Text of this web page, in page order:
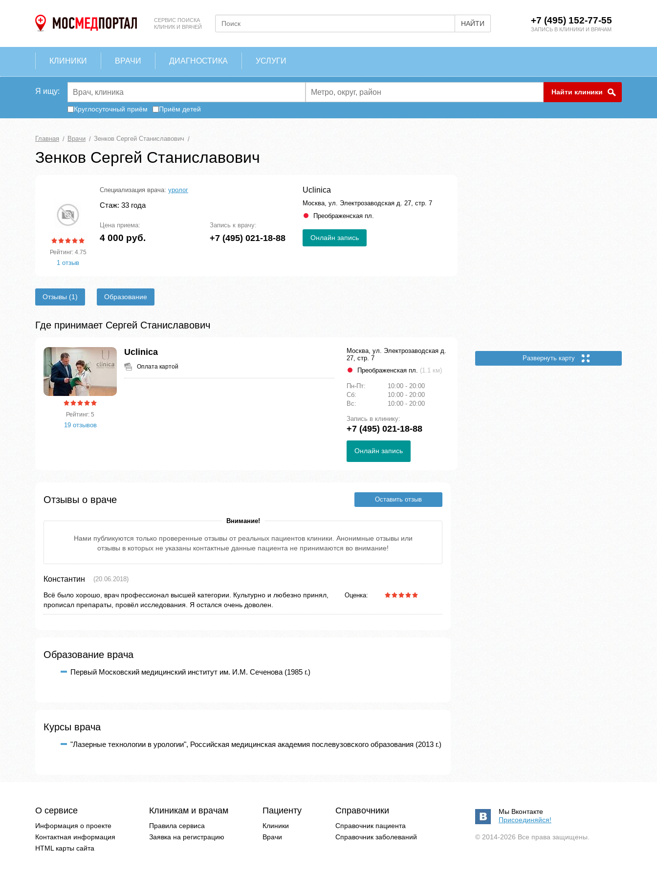
СЕРВИС ПОИСКА
КЛИНИК И ВРАЧЕЙ
НАЙТИ +7 (495) 152-77-55
ЗАПИСЬ В КЛИНИКИ И ВРАЧАМ
КЛИНИКИ ВРАЧИ ДИАГНОСТИКА УСЛУГИ
Я ищу: Найти клиники
Круглосуточный приём Приём детей
Главная Врачи Зенков Сергей Станиславович
Зенков Сергей Станиславович
Рейтинг: 4.75
1 отзыв
Специализация врача: уролог
Стаж: 33 года
Цена приема:
4 000 руб.
Запись к врачу:
+7 (495) 021-18-88
Uclinica
Москва, ул. Электрозаводская д. 27, стр. 7
Преображенская пл.
Онлайн запись
Отзывы (1) Образование
Где принимает Сергей Станиславович
Рейтинг: 5
19 отзывов
Uclinica
Оплата картой
Москва, ул. Электрозаводская д.
27, стр. 7
Преображенская пл. (1.1 км)
Пн-Пт:
10:00 - 20:00
Сб:
10:00 - 20:00
Вс:
10:00 - 20:00
Запись в клинику:
+7 (495) 021-18-88
Онлайн запись
Отзывы о враче Оставить отзыв
Внимание!
Нами публикуются только проверенные отзывы от реальных пациентов клиники. Анонимные отзывы или
отзывы в которых не указаны контактные данные пациента не принимаются во внимание!
Константин (20.06.2018)
Всё было хорошо, врач профессионал высшей категории. Культурно и любезно принял,
прописал препараты, провёл исследования. Я остался очень доволен.
Оценка:
Образование врача
Первый Московский медицинский институт им. И.М. Сеченова (1985 г.)
Курсы врача
"Лазерные технологии в урологии", Российская медицинская академия послевузовского образования (2013 г.)
Развернуть карту
О сервисе
Информация о проекте
Контактная информация
HTML карты сайта
Клиникам и врачам
Правила сервиса
Заявка на регистрацию
Пациенту
Клиники
Врачи
Справочники
Справочник пациента
Справочник заболеваний
Мы Вконтакте
Присоединяйся!
© 2014-2026 Все права защищены.